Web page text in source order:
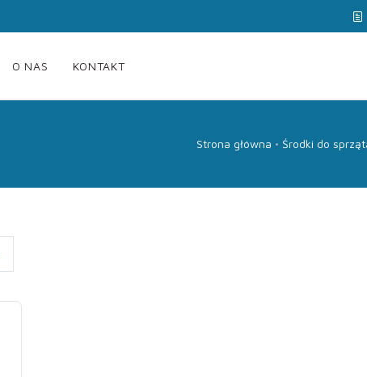
O NAS KONTAKT
Strona główna Środki do